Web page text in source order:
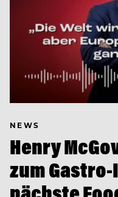
NEWS
Henry
zum